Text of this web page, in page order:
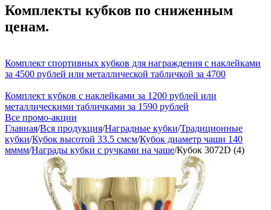
Комплекты кубков по сниженным
ценам.
Комплект спортивных кубков для награждения с наклейками
за 4500 рублей или металлической табличкой за 4700
Комплект кубков с наклейками за 1200 рублей или
металлическими табличками за 1590 рублей
Все промо-акции
Главная/Вся продукция/Наградные кубки/Традиционные
кубки/Кубок высотой 33.5 смсм/Кубок диаметр чаши 140
мммм/Награды кубки с ручками на чаше/Кубок 3072D (4)